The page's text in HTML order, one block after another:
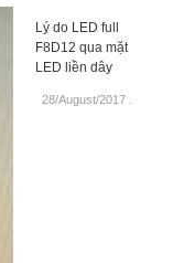
Lý do LED full
F8D12 qua mặt
LED liền dây
28/August/2017